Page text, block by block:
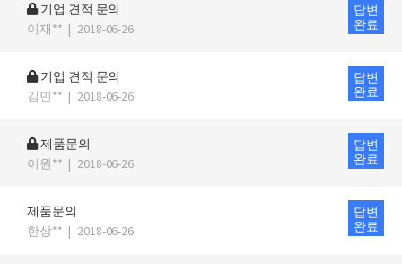
기업 견적 문의
이재** | 2018-06-26
답변
완료
기업 견적 문의
김민** | 2018-06-26
답변
완료
제품문의
이원** | 2018-06-26
답변
완료
제품문의
한상** | 2018-06-26
답변
완료